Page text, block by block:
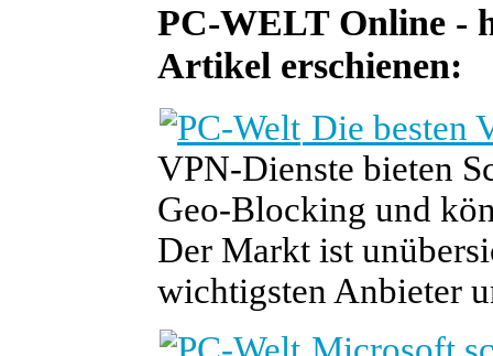
PC-WELT Online -
Artikel erschienen:
Die besten
VPN-Dienste bieten
Geo-Blocking und
Der Markt ist
wichtigsten Anbieter